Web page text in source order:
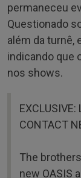
permaneceu
Questionado
além da turnê,
indicando que
nos shows.
EXCLUSIVE:
CONTACT
The
new OASIS